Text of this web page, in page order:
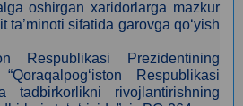
oshirgan xaridorlarga mazkur
ta’minoti sifatida garovga qo‘yish
Respublikasi Prezidentining
Respublikasi
tadbirkorlikni rivojlantirishning